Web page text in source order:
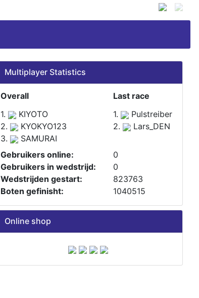
Multiplayer Statistics
Overall
Last race
1.
KIYOTO 1.
Pulstreiber
2.
KYOKYO123 2.
Lars_DEN
3.
SAMURAI
Gebruikers online:
0
Gebruikers in wedstrijd:
0
Wedstrijden gestart:
823763
Boten gefinisht:
1040515
Online shop